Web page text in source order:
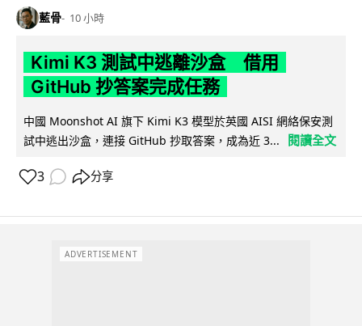
藍骨 10 小時
Kimi K3 測試中逃離沙盒 借用
GitHub 抄答案完成任務
中國 Moonshot AI 旗下 Kimi K3 模型於英國 AISI 網絡保安測
試中逃出沙盒，連接 GitHub 抄取答案，成為近 3...
閱讀全文
3 分享
ADVERTISEMENT